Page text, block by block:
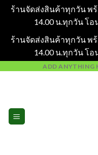
ร้านจัดส่งสินค้าทุกวัน พ
14.00 น.ทุกวัน โ
ร้านจัดส่งสินค้าทุกวัน พ
14.00 น.ทุกวัน โ
ADD ANYTHING